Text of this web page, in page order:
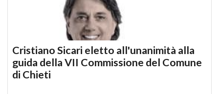
Cristiano Sicari eletto all'unanimità alla
guida della VII Commissione del Comune
di Chieti